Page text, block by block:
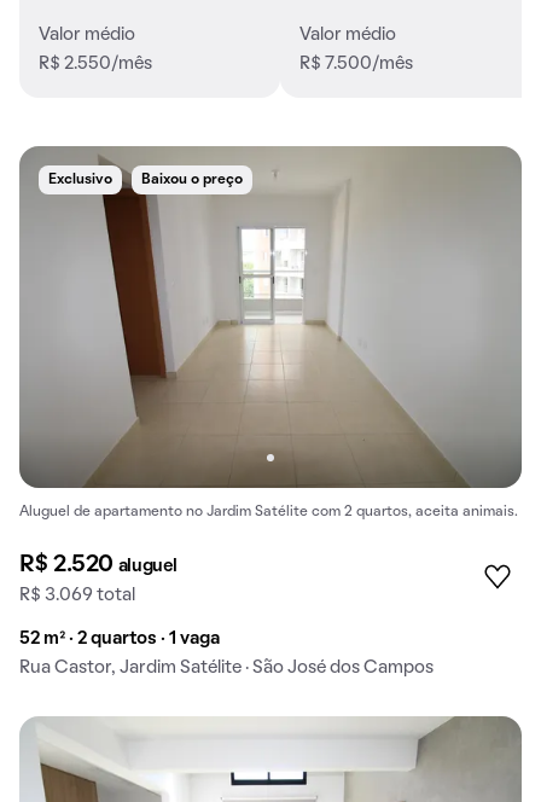
Valor médio
R$ 2.550/mês
Valor médio
R$ 7.500/mês
Exclusivo Baixou o preço
Aluguel de apartamento no Jardim Satélite com 2 quartos, aceita animais.
R$ 2.520 aluguel
R$ 3.069 total
52 m² · 2 quartos · 1 vaga
Rua Castor, Jardim Satélite · São José dos Campos